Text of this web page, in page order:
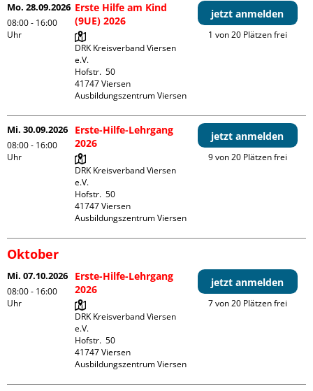
Mo. 28.09.2026
08:00 - 16:00
Uhr
Erste Hilfe am Kind
(9UE) 2026
DRK Kreisverband Viersen
e.V.
Hofstr.  50
41747 Viersen
Ausbildungszentrum Viersen
jetzt anmelden
1 von 20 Plätzen frei
Mi. 30.09.2026
08:00 - 16:00
Uhr
Erste-Hilfe-Lehrgang
2026
DRK Kreisverband Viersen
e.V.
Hofstr.  50
41747 Viersen
Ausbildungszentrum Viersen
jetzt anmelden
9 von 20 Plätzen frei
Oktober
Mi. 07.10.2026
08:00 - 16:00
Uhr
Erste-Hilfe-Lehrgang
2026
DRK Kreisverband Viersen
e.V.
Hofstr.  50
41747 Viersen
Ausbildungszentrum Viersen
jetzt anmelden
7 von 20 Plätzen frei